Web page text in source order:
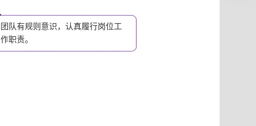
团队有规则意识，认真履行岗位工
作职责。